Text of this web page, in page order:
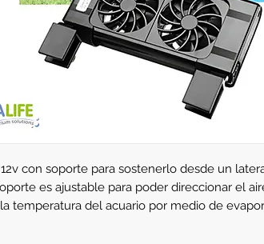
con soporte para sostenerlo desde un
es ajustable para poder direccionar el
temperatura del acuario por medio de